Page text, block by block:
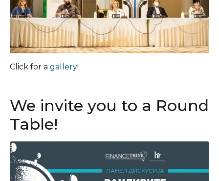
Click for a gallery!
We invite you to a Round
Table!